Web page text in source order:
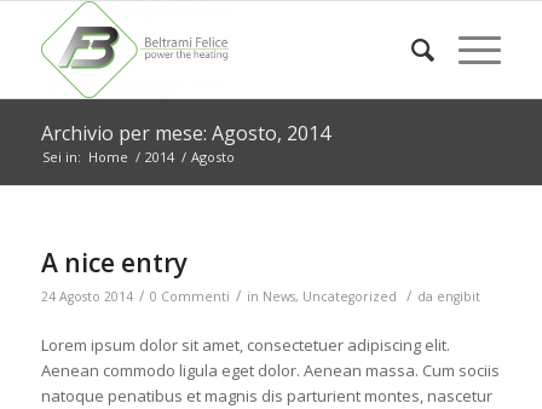
Archivio per mese: Agosto, 2014
Sei in: Home / 2014 / Agosto
A nice entry
24 Agosto 2014 / 0 Commenti / in News, Uncategorized / da engibit
Lorem ipsum dolor sit amet, consectetuer adipiscing elit.
Aenean commodo ligula eget dolor. Aenean massa. Cum sociis
natoque penatibus et magnis dis parturient montes, nascetur